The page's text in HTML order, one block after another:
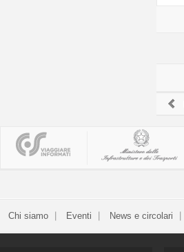
Chi siamo Eventi News e circolari